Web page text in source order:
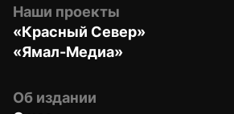
Наши проекты
«Красный Север»
«Ямал-Медиа»
Об издании